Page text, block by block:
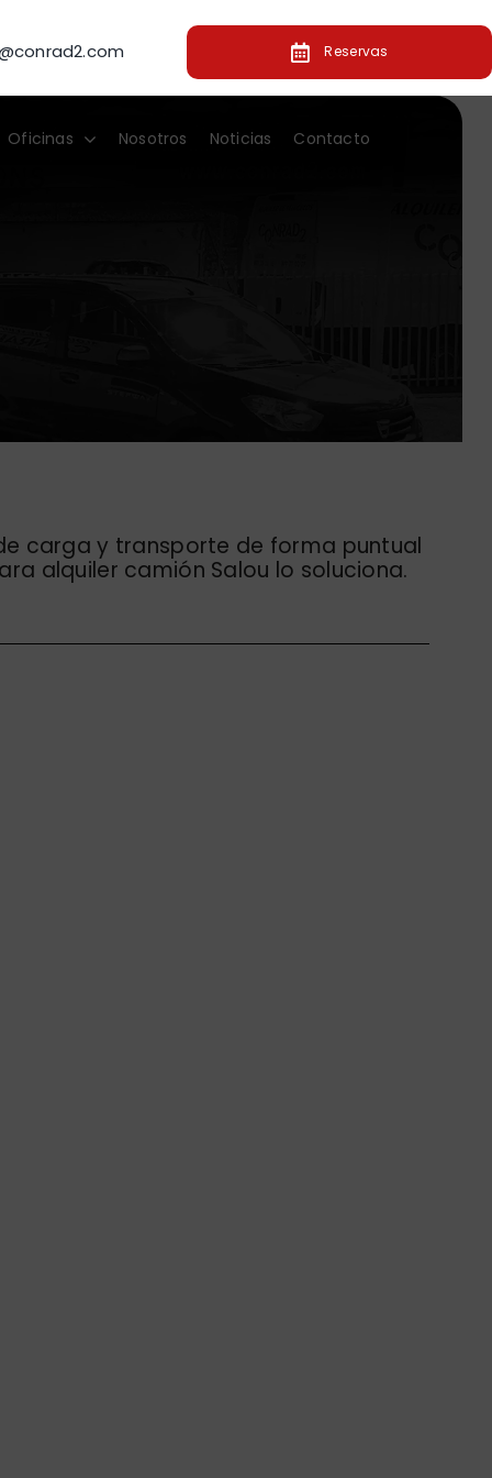
Reservas
Oficinas Nosotros Noticias Contacto
carga y transporte de forma puntual
alquiler camión Salou lo soluciona.